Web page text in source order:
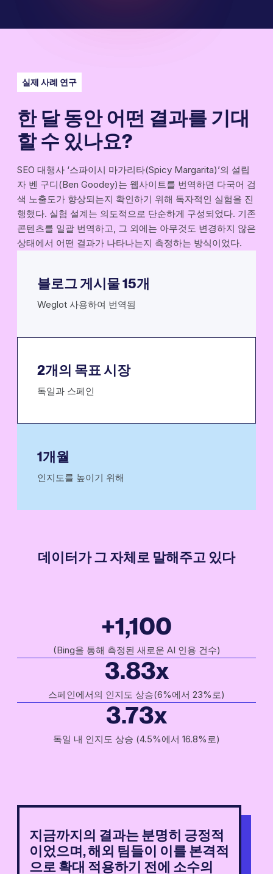
실제 사례 연구
한 달 동안 어떤 결과를 기대
할 수 있나요?
SEO 대행사 ‘스파이시 마가리타(Spicy Margarita)’의 설립
자 벤 구디(Ben Goodey)는 웹사이트를 번역하면 다국어 검
색 노출도가 향상되는지 확인하기 위해 독자적인 실험을 진
행했다. 실험 설계는 의도적으로 단순하게 구성되었다. 기존
콘텐츠를 일괄 번역하고, 그 외에는 아무것도 변경하지 않은
상태에서 어떤 결과가 나타나는지 측정하는 방식이었다.
블로그 게시물 15개
Weglot 사용하여 번역됨
2개의 목표 시장
독일과 스페인
1개월
인지도를 높이기 위해
데이터가 그 자체로 말해주고 있다
+1,100
(Bing을 통해 측정된 새로운 AI 인용 건수)
3.83x
스페인에서의 인지도 상승(6%에서 23%로)
3.73x
독일 내 인지도 상승 (4.5%에서 16.8%로)
지금까지의 결과는 분명히 긍정적
이었으며, 해외 팀들이 이를 본격적
으로 확대 적용하기 전에 소수의